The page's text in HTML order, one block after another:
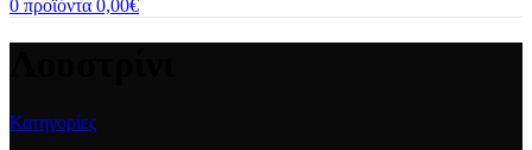
0 προϊόντα 0,00€
Κατηγορίες